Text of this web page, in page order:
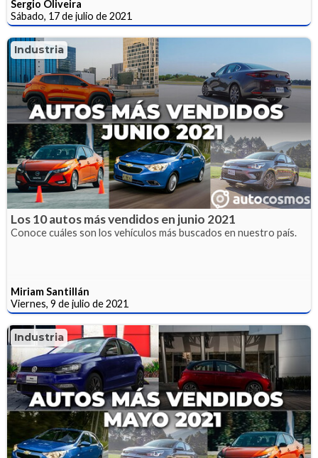
Sergio Oliveira
Sábado, 17 de julio de 2021
Industria
Los 10 autos más vendidos en junio 2021
Conoce cuáles son los vehículos más buscados en nuestro país.
Miriam Santillán
Viernes, 9 de julio de 2021
Industria